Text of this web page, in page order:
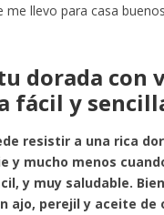
me llevo para casa
dorada con
fácil y
resistir a una rica
y mucho menos
y muy saludable.
ajo, perejil y aceite de